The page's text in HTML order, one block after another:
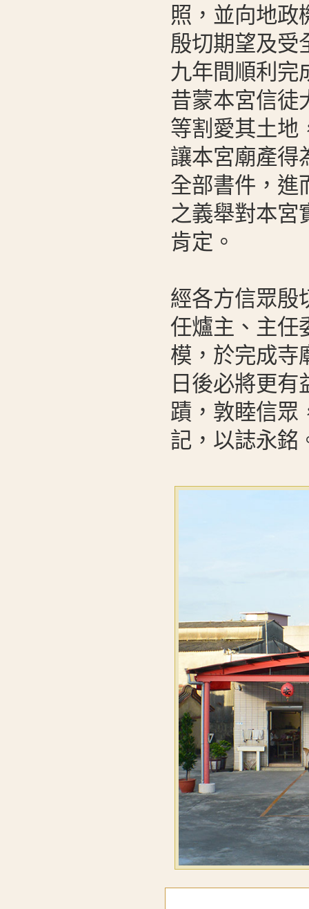
照，並向地政
殷切期望及受
九年間順利完
昔蒙本宮信徒
等割愛其土地
讓本宮廟產得
全部書件，進
之義舉對本宮
肯定。
經各方信眾殷
任爐主、主任
模，於完成寺
日後必將更
蹟，敦睦信眾
記，以誌永銘